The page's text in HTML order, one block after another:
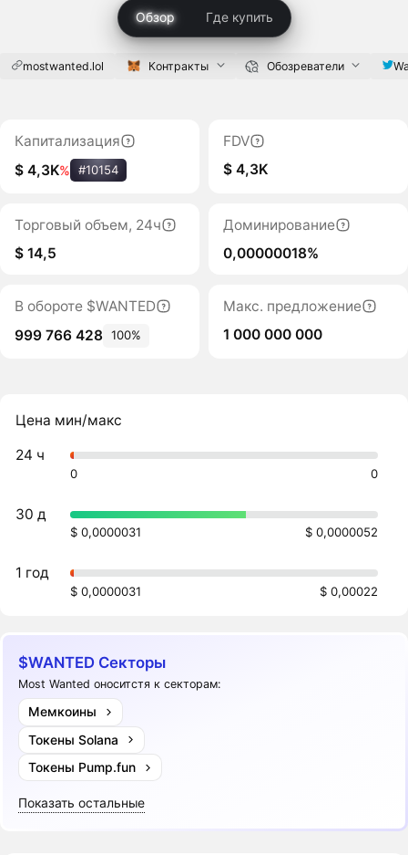
Обзор Где купить
mostwanted.lol Контракты Обозреватели
Капитализация
$ 4,3K% #10154
FDV
$ 4,3K
Торговый объем, 24ч
$ 14,5
Доминирование
0,00000018%
В обороте $WANTED
999 766 428 100%
Макс. предложение
1 000 000 000
Цена мин/макс
24 ч
0 0
30 д
$ 0,0000031 $ 0,0000052
1 год
$ 0,0000031 $ 0,00022
$WANTED Секторы
Most Wanted оноситстя к секторам:
Мемкоины
Токены Solana
Токены Pump.fun
Показать остальные